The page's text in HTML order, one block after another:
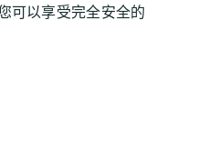
可以享受完全安全的